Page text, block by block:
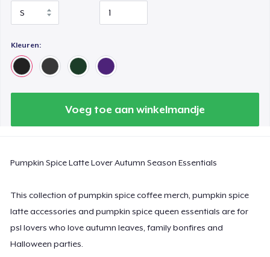
Kleuren:
Voeg toe aan winkelmandje
Pumpkin Spice Latte Lover Autumn Season Essentials
This collection of pumpkin spice coffee merch, pumpkin spice
latte accessories and pumpkin spice queen essentials are for
psl lovers who love autumn leaves, family bonfires and
Halloween parties.